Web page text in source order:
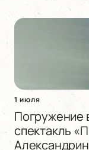
1 июля
Погружение
спектакль